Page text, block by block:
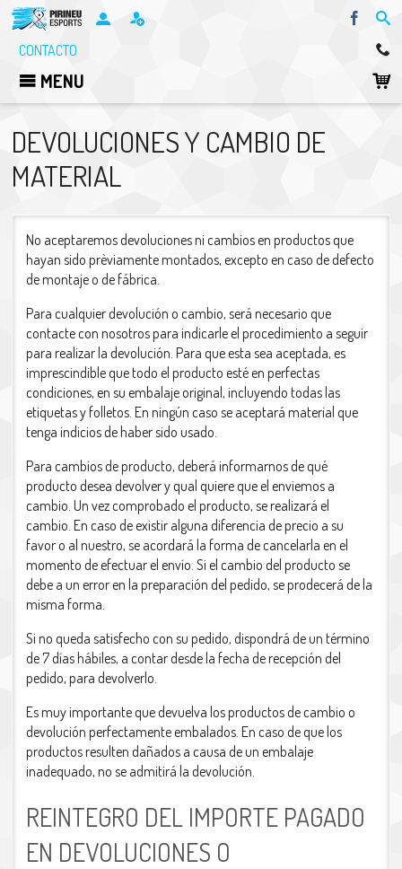
CONTACTO
MENU
DEVOLUCIONES Y CAMBIO DE
MATERIAL
No aceptaremos devoluciones ni cambios en productos que
hayan sido prèviamente montados, excepto en caso de defecto
de montaje o de fábrica.
Para cualquier devolución o cambio, será necesario que
contacte con nosotros para indicarle el procedimiento a seguir
para realizar la devolución. Para que esta sea aceptada, es
imprescindible que todo el producto esté en perfectas
condiciones, en su embalaje original, incluyendo todas las
etiquetas y folletos. En ningún caso se aceptará material que
tenga indicios de haber sido usado.
Para cambios de producto, deberá informarnos de qué
producto desea devolver y qual quiere que el enviemos a
cambio. Un vez comprobado el producto, se realizará el
cambio. En caso de existir alguna diferencia de precio a su
favor o al nuestro, se acordará la forma de cancelarla en el
momento de efectuar el envío. Si el cambio del producto se
debe a un error en la preparación del pedido, se prodecerá de la
misma forma.
Si no queda satisfecho con su pedido, dispondrá de un término
de 7 días hábiles, a contar desde la fecha de recepción del
pedido, para devolverlo.
Es muy importante que devuelva los productos de cambio o
devolución perfectamente embalados. En caso de que los
productos resulten dañados a causa de un embalaje
inadequado, no se admitirá la devolución.
REINTEGRO DEL IMPORTE PAGADO
EN DEVOLUCIONES O